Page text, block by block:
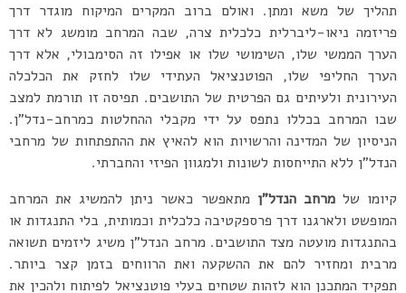
תהליך של משא ומתן. ואולם ברוב המקרים המיקוח מוגדר דרך
פריזמה ניאו-ליברלית כלכלית צרה, שבה המרחב מומשג לא דרך
הערך הממשי שלו, השימושי שלו או אפילו זה הסימבולי, אלא דרך
הערך החליפי שלו, הפוטנציאל העתידי שלו לחזק את הכלכלה
העירונית ולעיתים גם הפרטית של התושבים. תפיסה זו תורמת למצב
שבו המרחב בכללו נתפס על ידי מקבלי ההחלטות כמרחב-נדל”ן.
הניסיון של המדינה והרשויות הוא להאיץ את ההתפתחות של מרחבי
הנדל”ן ללא התייחסות לשונות ולמגוון הפיזי והחברתי.
קיומו שלמרחב הנדל”ן מתאפשר כאשר ניתן להמשיג את המרחב
המופשט ולארגנו דרך פרספקטיבה כלכלית וכמותית, בלי התנגדות או
בהתנגדות מועטה מצד התושבים. מרחב הנדל”ן משיג ליזמים תשואה
מרבית ומחזיר להם את ההשקעה ואת הרווחים בזמן קצר ביותר.
תפקיד המתכנן הוא לזהות שטחים בעלי פוטנציאל לפיתוח ולהכין את